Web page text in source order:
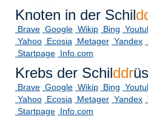
Knoten in der Schil
Brave Google Wikip Bing
Yahoo Ecosia Metager Yandex
Startpage Info.com
Krebs der Schilddr
Brave Google Wikip Bing
Yahoo Ecosia Metager Yandex
Startpage Info.com